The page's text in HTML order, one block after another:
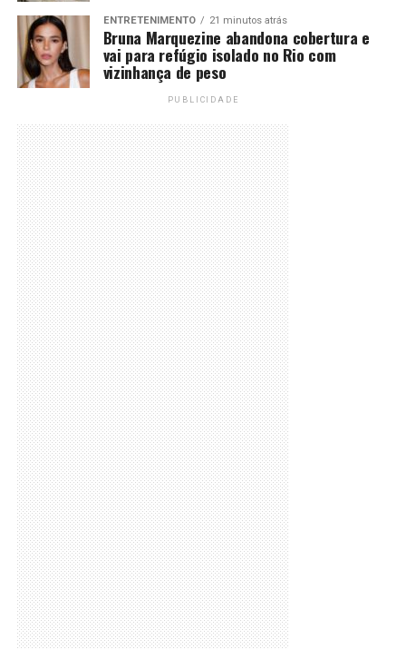
ENTRETENIMENTO 21 minutos atrás
Bruna Marquezine abandona cobertura e
vai para refúgio isolado no Rio com
vizinhança de peso
PUBLICIDADE